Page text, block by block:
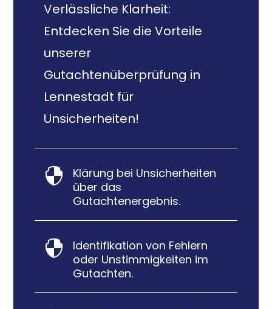
Verlässliche Klarheit:
Entdecken Sie die Vorteile
unserer
Gutachtenüberprüfung in
Lennestadt für
Unsicherheiten!

Klärung bei Unsicherheiten
über das
Gutachtenergebnis.

Identifikation von Fehlern
oder Unstimmigkeiten im
Gutachten.